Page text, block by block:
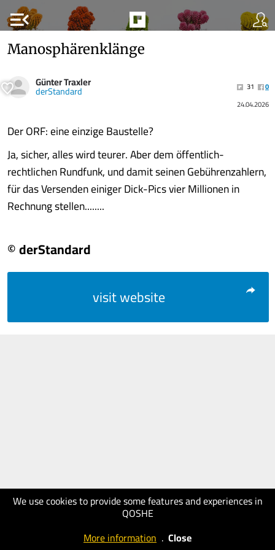
menu_open
We use cookies to provide some features and experiences in
QOSHE
More information . Close
Manosphärenklänge
Günter Traxler
derStandard 31
0
24.04.2026
Der ORF: eine einzige Baustelle?
Ja, sicher, alles wird teurer. Aber dem öffentlich-
rechtlichen Rundfunk, und damit seinen Gebührenzahlern,
für das Versenden einiger Dick-Pics vier Millionen in
Rechnung stellen........
© derStandard
visit website